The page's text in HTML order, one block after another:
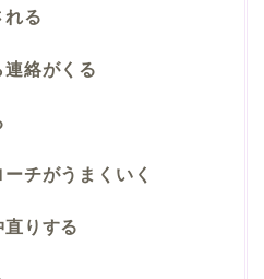
る
絡がくる
チがうまくいく
りする